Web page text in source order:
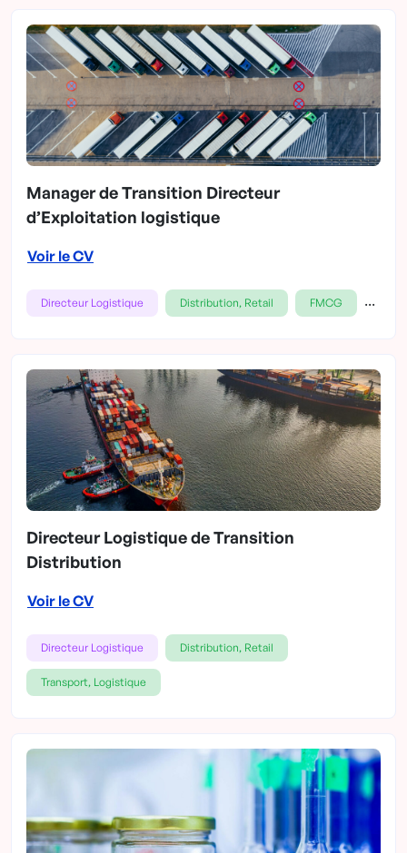
Manager de Transition Directeur
d’Exploitation logistique
Voir le CV
Directeur Logistique Distribution, Retail FMCG ...
Directeur Logistique de Transition
Distribution
Voir le CV
Directeur Logistique Distribution, Retail
Transport, Logistique